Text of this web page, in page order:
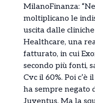
MilanoFinanza:
moltiplicano le
uscita dalle
Healthcare, una
fatturato, in cui
secondo più fonti,
Cvc il 60%. Poi c’è
ha sempre negato